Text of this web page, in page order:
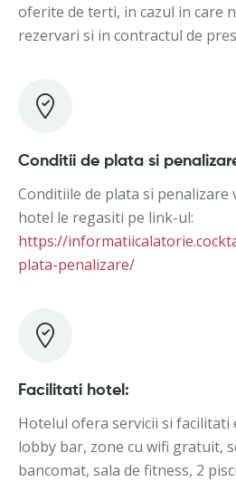
oferite de terti, in cazul in care
rezervari si in contractul de
Conditii de plata si
Conditiile de plata si penalizare
hotel le regasiti pe link-ul:
https://
plata-penalizare/
Facilitati hotel:
Hotelul ofera servicii si facilitati
lobby bar, zone cu wifi gratuit,
bancomat, sala de fitness, 2